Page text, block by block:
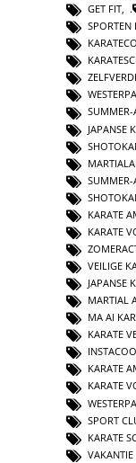
GET FIT,
SPORTEN
SUMMER-
JAPANSE
SUMMER-
KARATE
KARATE
VEILIGE
JAPANSE
MARTIAL
MA AI
KARATE
KARATE
KARATE
SPORT
KARATE
VAKANTIE